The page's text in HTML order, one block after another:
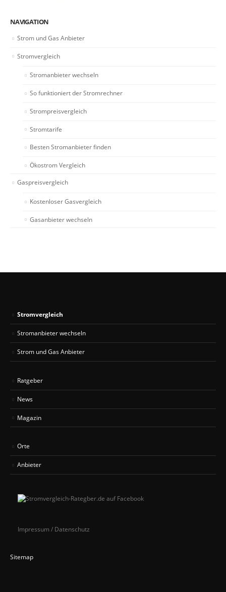
NAVIGATION
Strom und Gas Anbieter
Stromvergleich
Stromanbieter wechseln
So funktioniert der Stromrechner
Strompreisvergleich
Stromtarife
Besten Stromanbieter finden
Ökostrom Vergleich
Gaspreisvergleich
Kostenloser Gasvergleich
Gasanbieter wechseln
Stromvergleich
Stromanbieter wechseln
Strom und Gas Anbieter
Ratgeber
News
Magazin
Orte
Anbieter
Impressum / Datenschutz
Sitemap